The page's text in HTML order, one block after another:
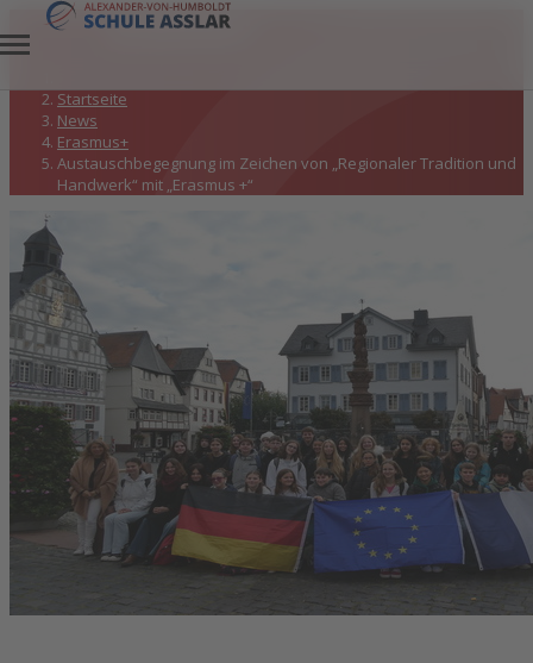
Erasmus+
Startseite
News
Erasmus+
Austauschbegegnung im Zeichen von „Regionaler Tradition und
Handwerk“ mit „Erasmus +“